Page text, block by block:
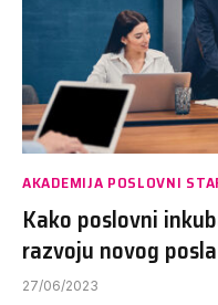
AKADEMIJA POSLOVNI
Kako poslovni
razvoju novog posla
27/06/2023